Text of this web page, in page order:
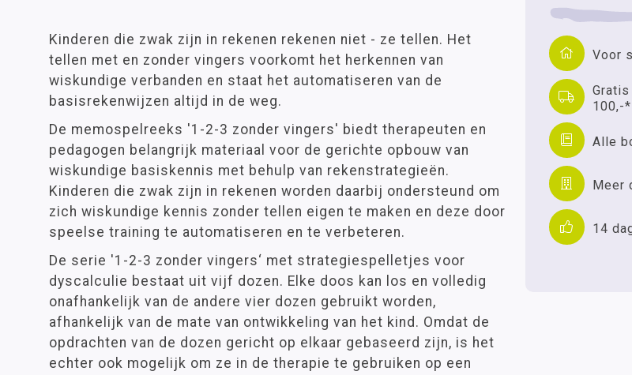
Voor
100,-*
Alle
Meer
14
Kinderen die zwak zijn in rekenen rekenen niet - ze tellen. Het
tellen met en zonder vingers voorkomt het herkennen van
wiskundige verbanden en staat het automatiseren van de
basisrekenwijzen altijd in de weg.
De memospelreeks '1-2-3 zonder vingers' biedt therapeuten en
pedagogen belangrijk materiaal voor de gerichte opbouw van
wiskundige basiskennis met behulp van rekenstrategieën.
Kinderen die zwak zijn in rekenen worden daarbij ondersteund om
zich wiskundige kennis zonder tellen eigen te maken en deze door
speelse training te automatiseren en te verbeteren.
De serie '1-2-3 zonder vingers‘ met strategiespelletjes voor
dyscalculie bestaat uit vijf dozen. Elke doos kan los en volledig
onafhankelijk van de andere vier dozen gebruikt worden,
afhankelijk van de mate van ontwikkeling van het kind. Omdat de
opdrachten van de dozen gericht op elkaar gebaseerd zijn, is het
echter ook mogelijk om ze in de therapie te gebruiken op een